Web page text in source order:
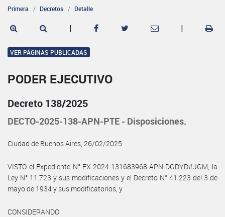
Primera Decretos Detalle
| |
VER PÁGINAS PUBLICADAS
PODER EJECUTIVO
Decreto 138/2025
DECTO-2025-138-APN-PTE - Disposiciones.
Ciudad de Buenos Aires, 26/02/2025
VISTO el Expediente N° EX-2024-131683968-APN-DGDYD#JGM, la
Ley N° 11.723 y sus modificaciones y el Decreto N° 41.223 del 3 de
mayo de 1934 y sus modificatorios, y
CONSIDERANDO: